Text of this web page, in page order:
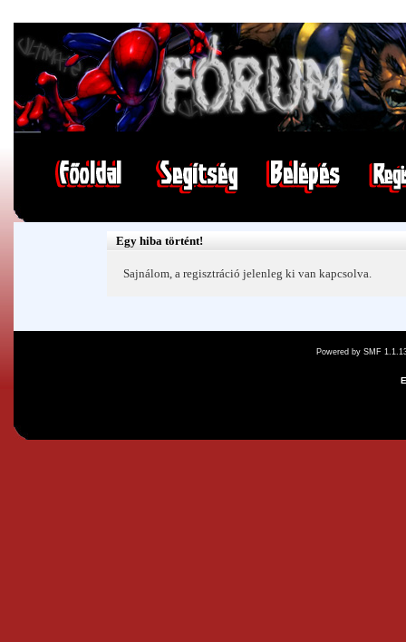
Egy hiba történt!
Sajnálom, a regisztráció jelenleg ki van kapcsolva.
Powered by SMF